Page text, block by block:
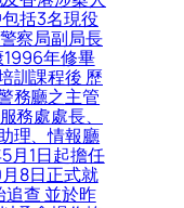
括3名現役
察局副局長
年修畢
訓課程後 歷
務廳之主管
務處處長、
理、情報廳
月1日起擔任
8日正式就
追查 並於昨